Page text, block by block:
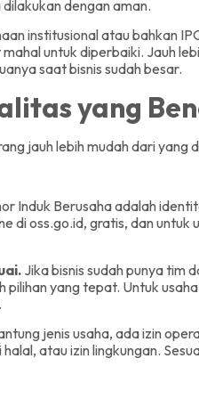
dengan aman.
institusional atau bahkan
untuk diperbaiki. Jauh
saat bisnis sudah besar.
yang
jauh lebih mudah dari yang
Induk Berusaha adalah
di oss.go.id, gratis, dan untuk
Jika bisnis sudah punya tim
yang tepat. Untuk
jenis usaha, ada izin
atau izin lingkungan.